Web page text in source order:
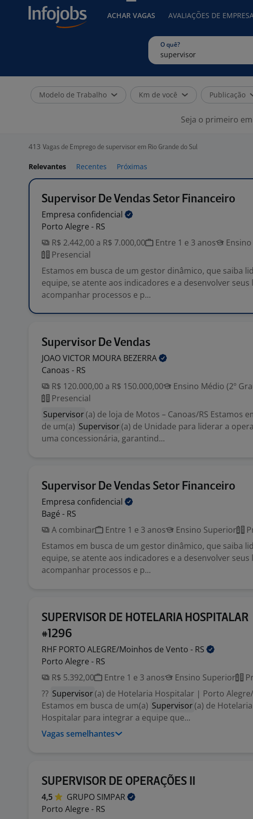
ACHAR VAGAS AVALIAÇÕES DE
O quê?
Modelo de Trabalho Km de você Publicação
Seja o primeiro
413 Vagas de Emprego de supervisor em Rio Grande do Sul
Relevantes Recentes Próximas
Supervisor De Vendas Setor Financeiro
Empresa confidencial
Porto Alegre - RS
R$ 2.442,00 a R$ 7.000,00
Entre 1 e 3 anos
Presencial
Estamos em busca de um gestor dinâmico, que saiba
equipe, se atente aos indicadores e a desenvolver seus
acompanhar processos e p...
Supervisor De Vendas
JOAO VICTOR MOURA BEZERRA
Canoas - RS
R$ 120.000,00 a R$ 150.000,00
Ensino Médio (2º
Presencial
Supervisor(a) de loja de Motos – Canoas/RS Estamos
de um(a) Supervisor(a) de Unidade para liderar a
uma concessionária, garantind...
Supervisor De Vendas Setor Financeiro
Empresa confidencial
Bagé - RS
A combinar
Entre 1 e 3 anos Ensino Superior
Estamos em busca de um gestor dinâmico, que saiba
equipe, se atente aos indicadores e a desenvolver seus
acompanhar processos e p...
SUPERVISOR DE HOTELARIA HOSPITALAR
#1296
RHF PORTO ALEGRE/Moinhos de Vento - RS
Porto Alegre - RS
R$ 5.392,00
Entre 1 e 3 anos Ensino Superior
?? Supervisor(a) de Hotelaria Hospitalar | Porto Alegre/
Estamos em busca de um(a) Supervisor(a) de Hotelaria
Hospitalar para integrar a equipe que...
Vagas semelhantes
SUPERVISOR DE OPERAÇÕES II
4,5 GRUPO SIMPAR
Porto Alegre - RS